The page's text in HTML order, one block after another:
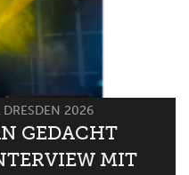
DRESDEN 2026
GEDACHT
MIT